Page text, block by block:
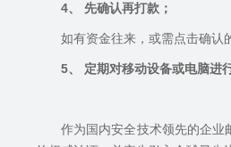
4、 先确认再打款；
如有资金往来，或需点击确认
5、 定期对移动设备或电脑进
作为国内安全技术领先的企业